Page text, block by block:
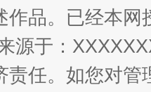
工作
作品。已经本
源于：
责任。如您对